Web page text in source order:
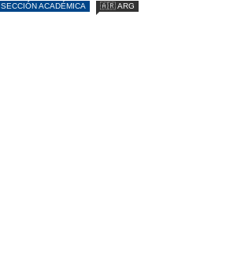
SECCIÓN ACADÉMICA 🇦🇷 ARG